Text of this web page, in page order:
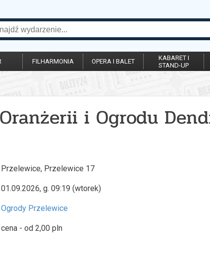
FILHARMONIA OPERA I BALET
KABARET I
STAND-UP
i Ogrodu
Przelewice, Przelewice 17
01.09.2026, g. 09:19 (wtorek)
Ogrody Przelewice
cena - od 2,00 pln